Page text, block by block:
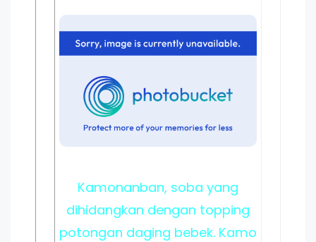
Kamonanban, soba yang
dihidangkan dengan topping
potongan daging bebek. Kamo